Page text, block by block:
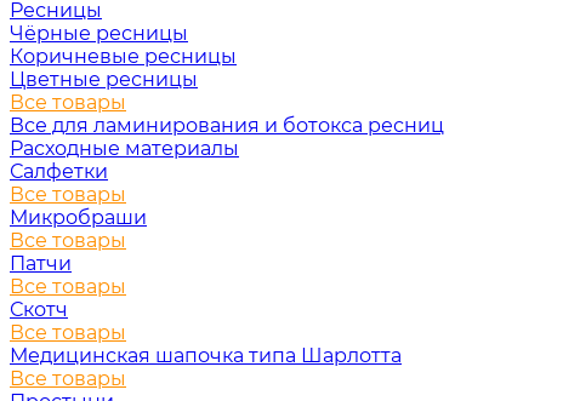
Ресницы
Чёрные ресницы
Коричневые ресницы
Цветные ресницы
Все товары
Все для ламинирования и ботокса ресниц
Расходные материалы
Салфетки
Все товары
Микробраши
Все товары
Патчи
Все товары
Скотч
Все товары
Медицинская шапочка типа Шарлотта
Все товары